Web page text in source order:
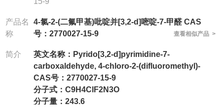
产品名
称
4-氯-2-(二氟甲基)吡啶并[3,2-d]嘧啶-7-甲醛 CAS
号：2770027-15-9
查看相似产品 >
简介 英文名称： Pyrido[3,2-d]pyrimidine-7-
carboxaldehyde, 4-chloro-2-(difluoromethyl)-
CAS号： 2770027-15-9
分子式： C9H4ClF2N3O
分子量： 243.6